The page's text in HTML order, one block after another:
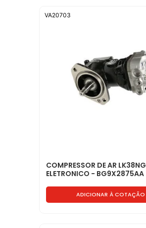
COMPRESSOR DE AR LK38NG
ELETRONICO - BG9X2875AA
ADICIONAR À COTAÇÃO
VA20703